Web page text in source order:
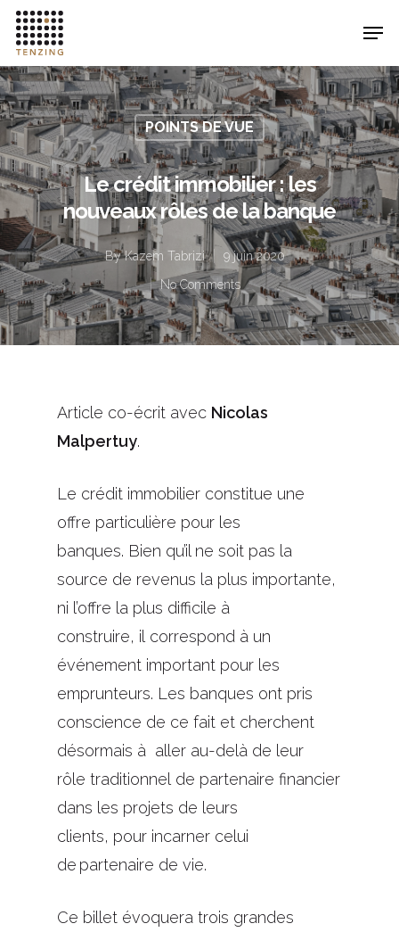
Hit enter to search or ESC to close
POINTS DE VUE
Le crédit immobilier : les
nouveaux rôles de la banque
ByKazem Tabrizi
9 juin 2020
No Comments
Article co-écrit avec Nicolas
Malpertuy.
Le crédit immobilier constitue une
offre particulière pour les
banques. Bien qu’il ne soit pas la
source de revenus la plus importante,
ni l’offre la plus difficile à
construire, il correspond à un
événement important pour les
emprunteurs. Les banques ont pris
conscience de ce fait et cherchent
désormais à aller au-delà de leur
rôle traditionnel de partenaire financier
dans les projets de leurs
clients, pour incarner celui
de partenaire de vie.
Ce billet évoquera trois grandes